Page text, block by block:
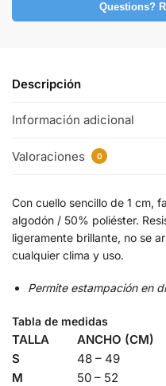
Questions?
Descripción
Información adicional
Valoraciones 0
Con cuello sencillo de 1 cm,
algodón / 50% poliéster.
ligeramente brillante, no se
cualquier clima y uso.
Permite estampación en
Tabla de medidas
TALLA ANCHO (CM)
S
48 – 49
M
50 – 52